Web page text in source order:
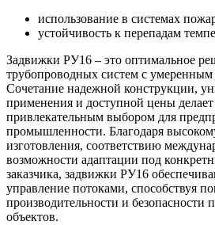
использование в системах
устойчивость к перепадам
Задвижки РУ16 – это оптимальное
трубопроводных систем с
Сочетание надежной конструкции,
применения и доступной цены делает
привлекательным выбором для
промышленности. Благодаря
изготовления, соответствию
возможности адаптации под
заказчика, задвижки РУ16
управление потоками, способствуя
производительности и
объектов.